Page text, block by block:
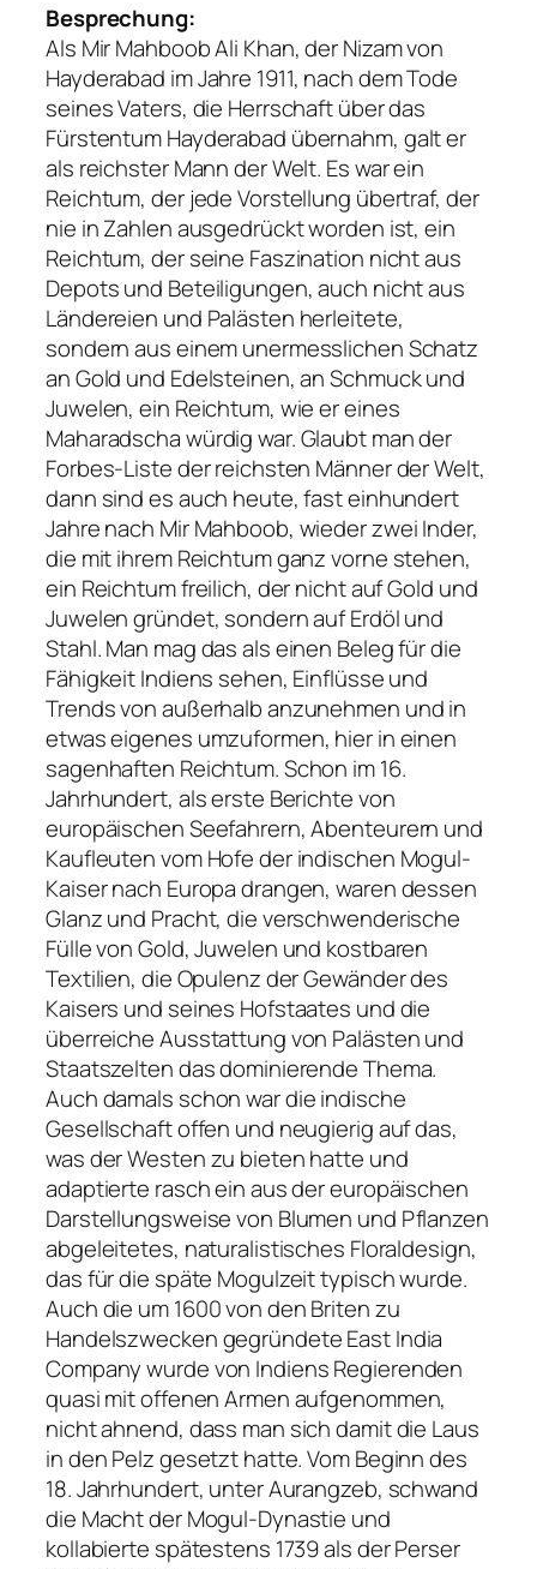
Besprechung:
Als Mir Mahboob Ali Khan, der Nizam von
Hayderabad im Jahre 1911, nach dem Tode
seines Vaters, die Herrschaft über das
Fürstentum Hayderabad übernahm, galt er
als reichster Mann der Welt. Es war ein
Reichtum, der jede Vorstellung übertraf, der
nie in Zahlen ausgedrückt worden ist, ein
Reichtum, der seine Faszination nicht aus
Depots und Beteiligungen, auch nicht aus
Ländereien und Palästen herleitete,
sondern aus einem unermesslichen Schatz
an Gold und Edelsteinen, an Schmuck und
Juwelen, ein Reichtum, wie er eines
Maharadscha würdig war. Glaubt man der
Forbes-Liste der reichsten Männer der Welt,
dann sind es auch heute, fast einhundert
Jahre nach Mir Mahboob, wieder zwei Inder,
die mit ihrem Reichtum ganz vorne stehen,
ein Reichtum freilich, der nicht auf Gold und
Juwelen gründet, sondern auf Erdöl und
Stahl. Man mag das als einen Beleg für die
Fähigkeit Indiens sehen, Einflüsse und
Trends von außerhalb anzunehmen und in
etwas eigenes umzuformen, hier in einen
sagenhaften Reichtum. Schon im 16.
Jahrhundert, als erste Berichte von
europäischen Seefahrern, Abenteurern und
Kaufleuten vom Hofe der indischen Mogul-
Kaiser nach Europa drangen, waren dessen
Glanz und Pracht, die verschwenderische
Fülle von Gold, Juwelen und kostbaren
Textilien, die Opulenz der Gewänder des
Kaisers und seines Hofstaates und die
überreiche Ausstattung von Palästen und
Staatszelten das dominierende Thema.
Auch damals schon war die indische
Gesellschaft offen und neugierig auf das,
was der Westen zu bieten hatte und
adaptierte rasch ein aus der europäischen
Darstellungsweise von Blumen und Pflanzen
abgeleitetes, naturalistisches Floraldesign,
das für die späte Mogulzeit typisch wurde.
Auch die um 1600 von den Briten zu
Handelszwecken gegründete East India
Company wurde von Indiens Regierenden
quasi mit offenen Armen aufgenommen,
nicht ahnend, dass man sich damit die Laus
in den Pelz gesetzt hatte. Vom Beginn des
18. Jahrhundert, unter Aurangzeb, schwand
die Macht der Mogul-Dynastie und
kollabierte spätestens 1739 als der Perser